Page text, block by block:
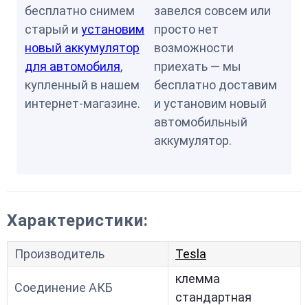
бесплатно снимем
старый и установим
новый аккумулятор
для автомобиля,
купленный в нашем
интернет-магазине.
завелся совсем или
просто нет
возможности
приехать — мы
бесплатно доставим
и установим новый
автомобильный
аккумулятор.
Характеристики:
Производитель Tesla
Соединение АКБ
клемма
стандартная